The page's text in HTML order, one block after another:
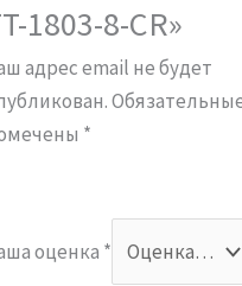
1803-8-CR»
адрес email не будет
*
оценка *